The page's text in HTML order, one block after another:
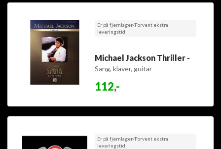
Er på fjernlager/Forvent ekstra
leveringstid
Michael Jackson Thriller -
Sang, klaver, guitar
112,-
Er på fjernlager/Forvent ekstra
leveringstid